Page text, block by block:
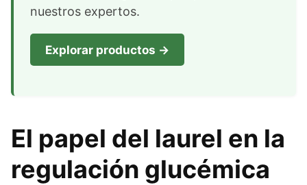
nuestros expertos.
Explorar productos →
El papel del laurel en la
regulación glucémica